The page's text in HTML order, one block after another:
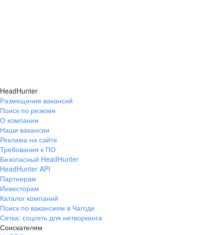
HeadHunter
Размещение вакансий
Поиск по резюме
О компании
Наши вакансии
Реклама на сайте
Требования к ПО
Безопасный HeadHunter
HeadHunter API
Партнерам
Инвесторам
Каталог компаний
Поиск по вакансиям в Чагоде
Сетка: соцсеть для нетворкинга
Соискателям